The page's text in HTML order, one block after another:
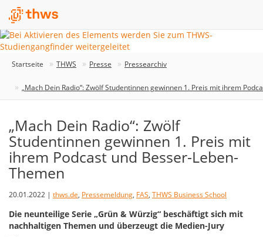
Startseite THWS Presse Pressearchiv
„Mach Dein Radio“: Zwölf Studentinnen gewinnen 1. Preis mit ihrem
„Mach Dein Radio“: Zwölf
Studentinnen gewinnen 1. Preis mit
ihrem Podcast und Besser-Leben-
Themen
20.01.2022 | thws.de, Pressemeldung, FAS, THWS Business School
Die neunteilige Serie „Grün & Würzig“ beschäftigt sich mit
nachhaltigen Themen und überzeugt die Medien-Jury